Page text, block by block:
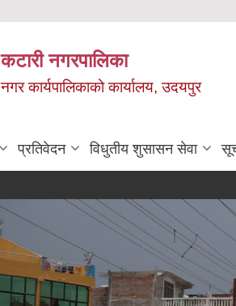
कटारी नगरपालिका
नगर कार्यपालिकाको कार्यालय, उदयपुर
प्रतिवेदन विधुतीय शुसासन सेवा